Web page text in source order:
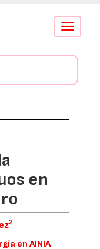
Conmutar
en
2
en AINIA